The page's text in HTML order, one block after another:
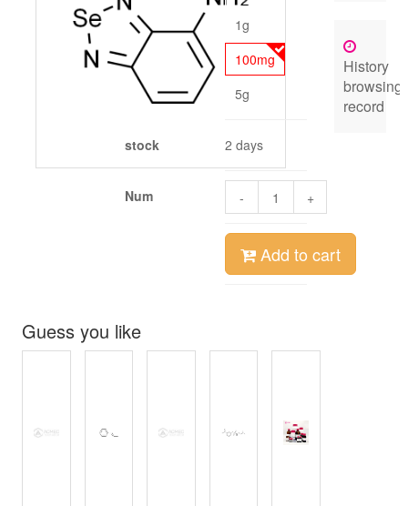
1g
100mg
5g
stock 2 days
Num - +
Add to cart
Guess you like
History
browsing
record